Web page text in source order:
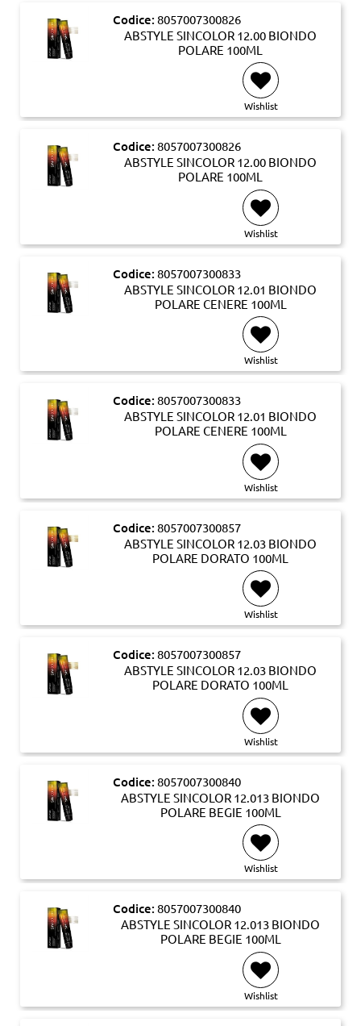
Codice: 8057007300826
ABSTYLE SINCOLOR 12.00 BIONDO
POLARE 100ML
Wishlist
Codice: 8057007300826
ABSTYLE SINCOLOR 12.00 BIONDO
POLARE 100ML
Wishlist
Codice: 8057007300833
ABSTYLE SINCOLOR 12.01 BIONDO
POLARE CENERE 100ML
Wishlist
Codice: 8057007300833
ABSTYLE SINCOLOR 12.01 BIONDO
POLARE CENERE 100ML
Wishlist
Codice: 8057007300857
ABSTYLE SINCOLOR 12.03 BIONDO
POLARE DORATO 100ML
Wishlist
Codice: 8057007300857
ABSTYLE SINCOLOR 12.03 BIONDO
POLARE DORATO 100ML
Wishlist
Codice: 8057007300840
ABSTYLE SINCOLOR 12.013 BIONDO
POLARE BEGIE 100ML
Wishlist
Codice: 8057007300840
ABSTYLE SINCOLOR 12.013 BIONDO
POLARE BEGIE 100ML
Wishlist